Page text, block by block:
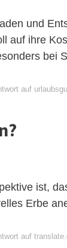
und
auf ihre
bei
auf
ist,
Erbe
auf